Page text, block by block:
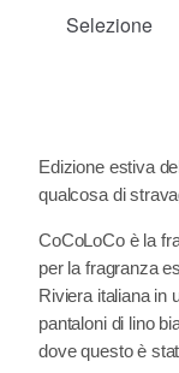
Selezione
Edizione estiva
qualcosa di
CoCoLoCo è la
per la fragranza
Riviera italiana in
pantaloni di lino
dove questo è